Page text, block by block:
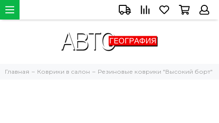
Главная Коврики в салон Резиновые коврики "Высокий борт"